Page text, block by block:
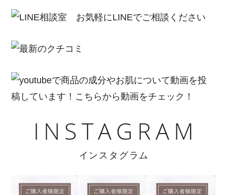
INSTAGRAM
インスタグラム